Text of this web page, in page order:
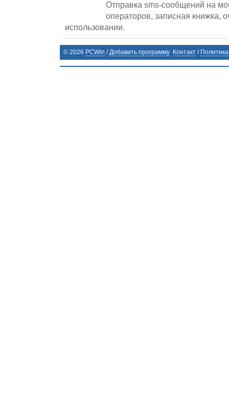
Отправка sms-сообщений на
операторов, записная книжка,
использовании.
© 2026 PCWin /Добавить программу Контакт /